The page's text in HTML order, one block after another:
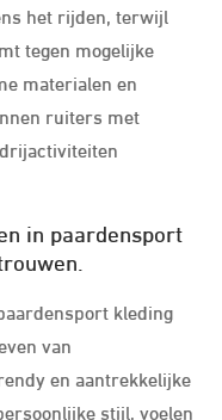
het rijden, terwijl
tegen mogelijke
materialen en
ruiters met
in paardensport
kleding
van
en aantrekkelijke
stijl, voelen